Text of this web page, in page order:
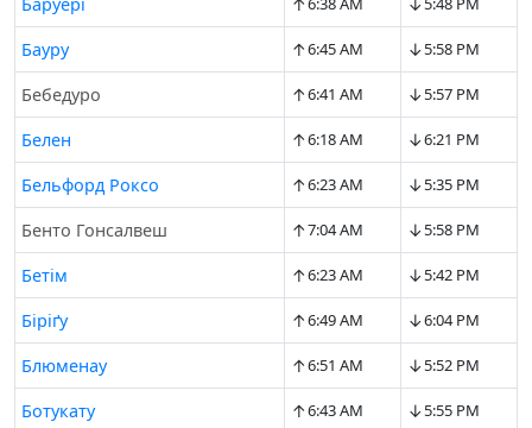
Баруері
Бауру ↑6:45 AM ↓5:58 PM
Бебедуро ↑6:41 AM ↓5:57 PM
Белен ↑6:18 AM ↓6:21 PM
Бельфорд Роксо ↑6:23 AM ↓5:35 PM
Бенто Гонсалвеш ↑7:04 AM ↓5:58 PM
Бетім ↑6:23 AM ↓5:42 PM
Біріґу ↑6:49 AM ↓6:04 PM
Блюменау ↑6:51 AM ↓5:52 PM
Ботукату ↑6:43 AM ↓5:55 PM